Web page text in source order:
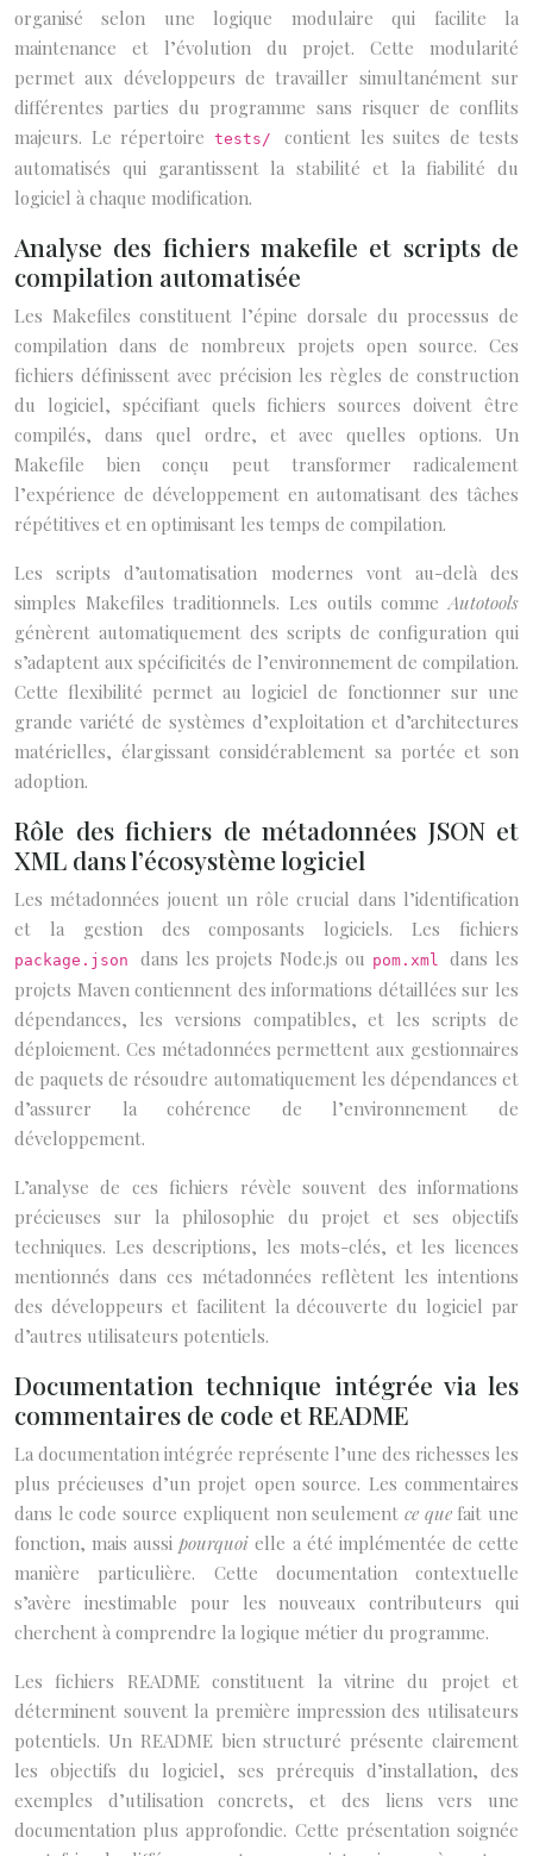
organisé selon une logique modulaire qui facilite la
maintenance et l’évolution du projet. Cette modularité
permet aux développeurs de travailler simultanément sur
différentes parties du programme sans risquer de conflits
majeurs. Le répertoire tests/ contient les suites de tests
automatisés qui garantissent la stabilité et la fiabilité du
logiciel à chaque modification.
Analyse des fichiers makefile et scripts de
compilation automatisée
Les Makefiles constituent l’épine dorsale du processus de
compilation dans de nombreux projets open source. Ces
fichiers définissent avec précision les règles de construction
du logiciel, spécifiant quels fichiers sources doivent être
compilés, dans quel ordre, et avec quelles options. Un
Makefile bien conçu peut transformer radicalement
l’expérience de développement en automatisant des tâches
répétitives et en optimisant les temps de compilation.
Les scripts d’automatisation modernes vont au-delà des
simples Makefiles traditionnels. Les outils commeAutotools
génèrent automatiquement des scripts de configuration qui
s’adaptent aux spécificités de l’environnement de compilation.
Cette flexibilité permet au logiciel de fonctionner sur une
grande variété de systèmes d’exploitation et d’architectures
matérielles, élargissant considérablement sa portée et son
adoption.
Rôle des fichiers de métadonnées JSON et
XML dans l’écosystème logiciel
Les métadonnées jouent un rôle crucial dans l’identification
et la gestion des composants logiciels. Les fichiers
package.json dans les projets Node.js ou pom.xmldans les
projets Maven contiennent des informations détaillées sur les
dépendances, les versions compatibles, et les scripts de
déploiement. Ces métadonnées permettent aux gestionnaires
de paquets de résoudre automatiquement les dépendances et
d’assurer la cohérence de l’environnement de
développement.
L’analyse de ces fichiers révèle souvent des informations
précieuses sur la philosophie du projet et ses objectifs
techniques. Les descriptions, les mots-clés, et les licences
mentionnés dans ces métadonnées reflètent les intentions
des développeurs et facilitent la découverte du logiciel par
d’autres utilisateurs potentiels.
Documentation technique intégrée via les
commentaires de code et README
La documentation intégrée représente l’une des richesses les
plus précieuses d’un projet open source. Les commentaires
dans le code source expliquent non seulement ce que fait une
fonction, mais aussi pourquoielle a été implémentée de cette
manière particulière. Cette documentation contextuelle
s’avère inestimable pour les nouveaux contributeurs qui
cherchent à comprendre la logique métier du programme.
Les fichiers README constituent la vitrine du projet et
déterminent souvent la première impression des utilisateurs
potentiels. Un README bien structuré présente clairement
les objectifs du logiciel, ses prérequis d’installation, des
exemples d’utilisation concrets, et des liens vers une
documentation plus approfondie. Cette présentation soignée